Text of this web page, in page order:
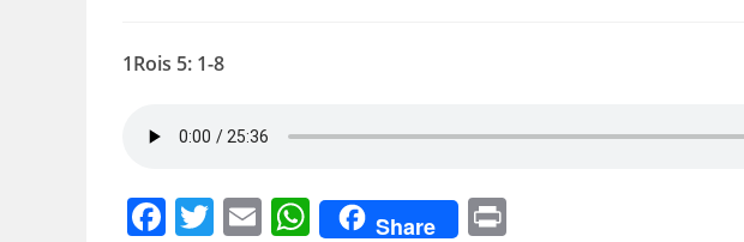
publication :
1Rois 5: 1-8
F T E W Share